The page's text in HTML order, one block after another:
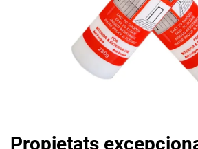
Propietats